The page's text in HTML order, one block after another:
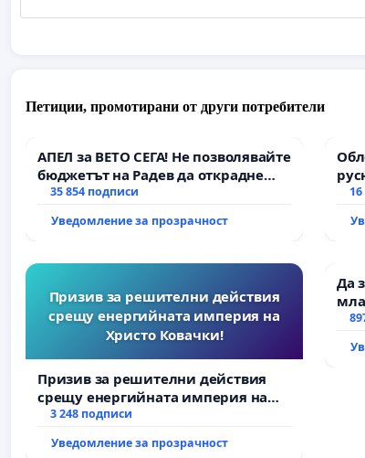
Петиции, промотирани от други потребители
АПЕЛ за ВЕТО СЕГА! Не позволявайте
бюджетът на Радев да открадне
парите и правата ни в тъмното
35 854 подписи
Уведомление за прозрачност
Призив за решителни действия
срещу енергийната империя на
Христо Ковачки!
Призив за решителни действия
срещу енергийната империя на
Христо Ковачки!
3 248 подписи
Уведомление за прозрачност
Да
за